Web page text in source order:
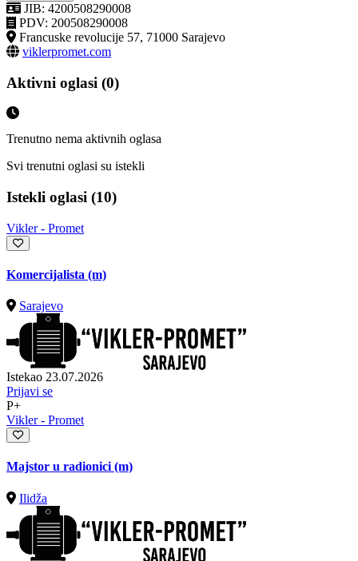
JIB: 4200508290008
PDV: 200508290008
Francuske revolucije 57, 71000 Sarajevo
viklerpromet.com
Aktivni oglasi (0)
Trenutno nema aktivnih oglasa
Svi trenutni oglasi su istekli
Istekli oglasi (10)
Vikler - Promet
Komercijalista (m)
Sarajevo
Istekao 23.07.2026
Prijavi se
P+
Vikler - Promet
Majstor u radionici (m)
Ilidža